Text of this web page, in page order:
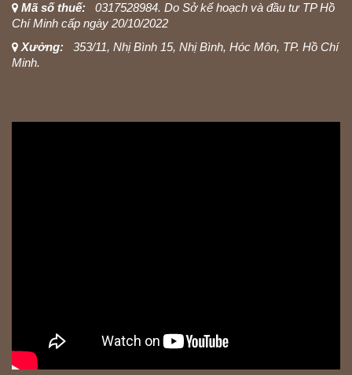
Mã số thuế:
0317528984. Do Sở kế hoạch và đầu tư TP Hồ
Chí Minh cấp ngày 20/10/2022
Xưởng:
353/11, Nhị Bình 15, Nhị Bình, Hóc Môn, TP. Hồ Chí
Minh.